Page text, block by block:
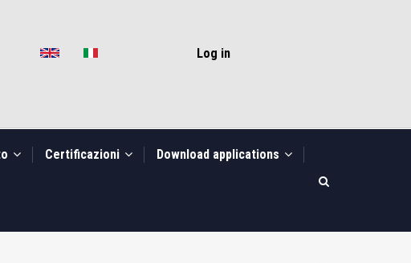
ACCOUNT
Log in
Certificazioni Download applications